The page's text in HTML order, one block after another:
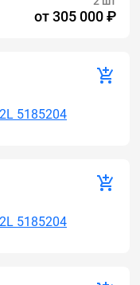
от305 000 ₽
5185204
5185204